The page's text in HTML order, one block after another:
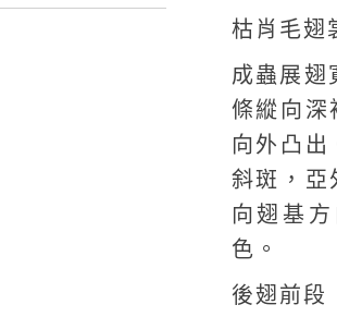
枯肖毛翅
成蟲展翅
條縱向深
向外凸
斜斑，亞
向翅基
色。
後翅前段